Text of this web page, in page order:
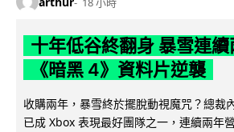
十年低谷終翻身 暴雪連
《暗黑 4》資料片逆襲
收購兩年，暴雪終於擺脫動視魔咒？總裁
已成 Xbox 表現最好團隊之一，連續兩年